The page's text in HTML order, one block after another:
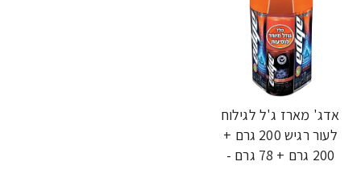
אדג' מארז ג'ל לגילוח
לעור רגיש 200 גרם +
200 גרם + 78 גרם -